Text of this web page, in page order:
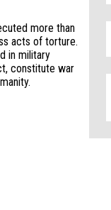
more than
acts of torture.
in military
constitute war